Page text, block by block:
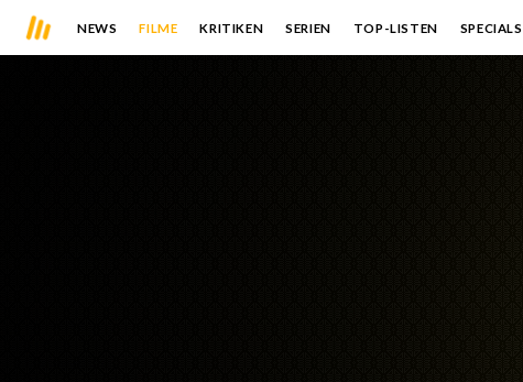
NEWS FILME KRITIKEN SERIEN TOP-LISTEN SPECIALS